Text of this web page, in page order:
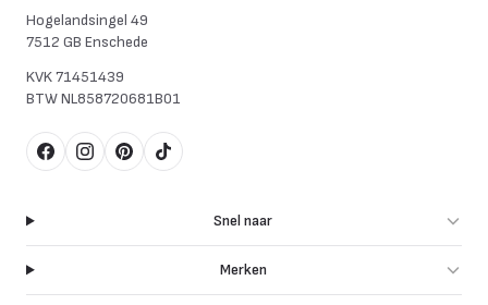
Hogelandsingel 49
7512 GB Enschede
KVK71451439
BTWNL858720681B01
FacebookInstagram
Pinterest
TikTok
Snel naar
Merken